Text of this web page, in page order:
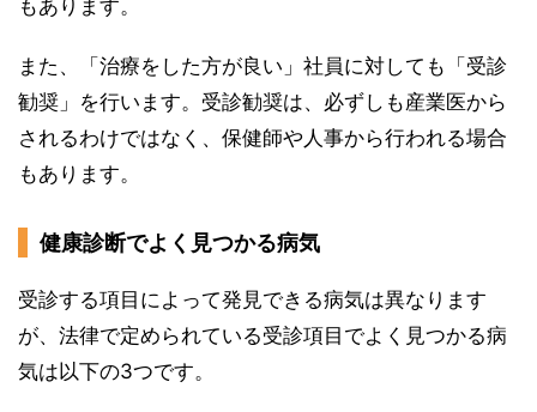
もあります。
また、「治療をした方が良い」社員に対しても「受診
勧奨」を行います。受診勧奨は、必ずしも産業医から
されるわけではなく、保健師や人事から行われる場合
もあります。
健康診断でよく見つかる病気
受診する項目によって発見できる病気は異なります
が、法律で定められている受診項目でよく見つかる病
気は以下の3つです。